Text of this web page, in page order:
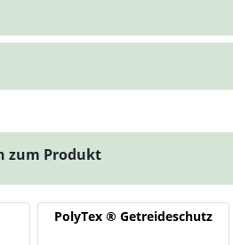
zum Produkt
PolyTex ® Getreideschutz